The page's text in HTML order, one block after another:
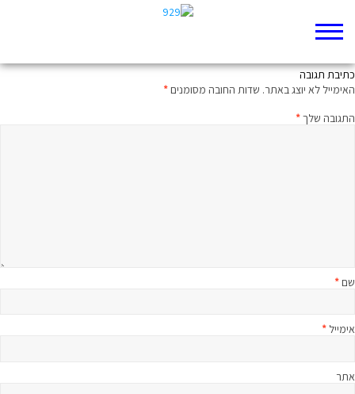
כתיבת תגובה
האימייל לא יוצג באתר. שדות החובה מסומנים*
התגובה שלך*
שם*
אימייל *
אתר